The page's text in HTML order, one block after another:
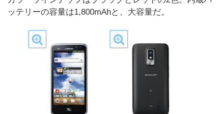
ッテリーの容量は1,800mAhと、大容量だ。